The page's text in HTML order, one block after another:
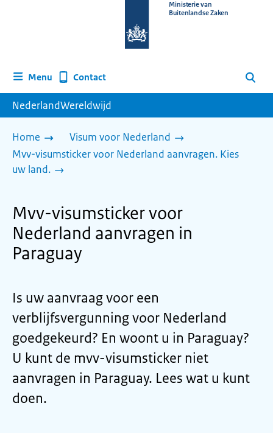
homepage
Ministerie van
Buitenlandse Zaken
Menu Contact Zoeken
NederlandWereldwijd
Home
Visum voor Nederland
Mvv-visumsticker voor Nederland aanvragen. Kies
uw land.
Mvv-visumsticker voor
Nederland aanvragen in
Paraguay
Is uw aanvraag voor een
verblijfsvergunning voor Nederland
goedgekeurd? En woont u in Paraguay?
U kunt de mvv-visumsticker niet
aanvragen in Paraguay. Lees wat u kunt
doen.